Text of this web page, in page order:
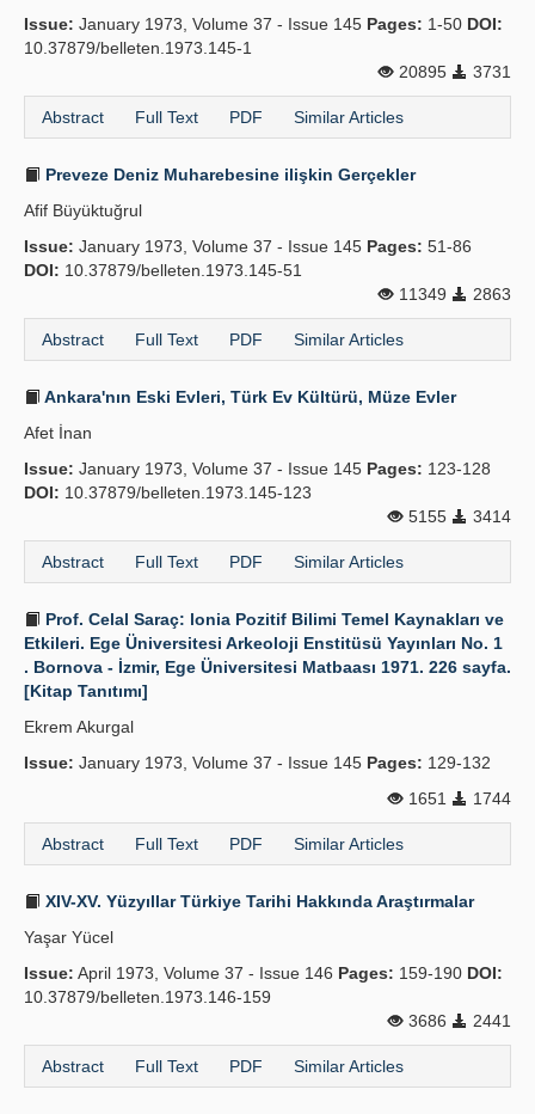
Issue: January 1973, Volume 37 - Issue 145 Pages: 1-50 DOI:
10.37879/belleten.1973.145-1
20895
3731
Abstract Full Text PDF Similar Articles
Preveze Deniz Muharebesine ilişkin Gerçekler
Afif Büyüktuğrul
Issue: January 1973, Volume 37 - Issue 145 Pages: 51-86
DOI: 10.37879/belleten.1973.145-51
11349
2863
Abstract Full Text PDF Similar Articles
Ankara'nın Eski Evleri, Türk Ev Kültürü, Müze Evler
Afet İnan
Issue: January 1973, Volume 37 - Issue 145 Pages: 123-128
DOI: 10.37879/belleten.1973.145-123
5155
3414
Abstract Full Text PDF Similar Articles
Prof. Celal Saraç: lonia Pozitif Bilimi Temel Kaynakları ve
Etkileri. Ege Üniversitesi Arkeoloji Enstitüsü Yayınları No. 1
. Bornova - İzmir, Ege Üniversitesi Matbaası 1971. 226 sayfa.
[Kitap Tanıtımı]
Ekrem Akurgal
Issue: January 1973, Volume 37 - Issue 145 Pages: 129-132
1651
1744
Abstract Full Text PDF Similar Articles
XIV-XV. Yüzyıllar Türkiye Tarihi Hakkında Araştırmalar
Yaşar Yücel
Issue: April 1973, Volume 37 - Issue 146 Pages: 159-190 DOI:
10.37879/belleten.1973.146-159
3686
2441
Abstract Full Text PDF Similar Articles